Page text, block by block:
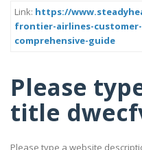
Link: https://
frontier-airlines-
comprehensive-guide
Please
title
Please type a website